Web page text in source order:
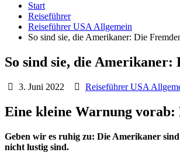
Start
Reiseführer
Reiseführer USA Allgemein
So sind sie, die Amerikaner: Die
So sind sie, die
3. Juni 2022 Reiseführer USA
Eine kleine Warnung
Geben wir es ruhig zu: Die Amerikaner sind
nicht lustig sind.